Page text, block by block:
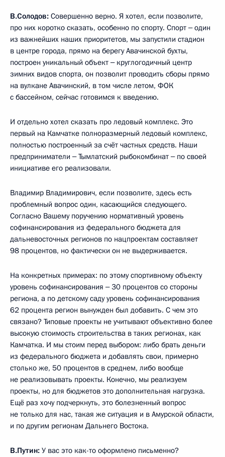
В.Солодов: Совершенно верно. Я хотел, если позволите,
про них коротко сказать, особенно по спорту. Спорт ‒ один
из важнейших наших приоритетов, мы запустили стадион
в центре города, прямо на берегу Авачинской бухты,
построен уникальный объект ‒ круглогодичный центр
зимних видов спорта, он позволит проводить сборы прямо
на вулкане Авачинский, в том числе летом, ФОК
с бассейном, сейчас готовимся к введению.
И отдельно хотел сказать про ледовый комплекс. Это
первый на Камчатке полноразмерный ледовый комплекс,
полностью построенный за счёт частных средств. Наши
предприниматели ‒ Тымлатский рыбокомбинат ‒ по своей
инициативе его реализовали.
Владимир Владимирович, если позволите, здесь есть
проблемный вопрос один, касающийся следующего.
Согласно Вашему поручению нормативный уровень
софинансирования из федерального бюджета для
дальневосточных регионов по нацпроектам составляет
98 процентов, но фактически он не выдерживается.
На конкретных примерах: по этому спортивному объекту
уровень софинансирования ‒ 30 процентов со стороны
региона, а по детскому саду уровень софинансирования
62 процента регион вынужден был добавить. С чем это
связано? Типовые проекты не учитывают объективно более
высокую стоимость строительства в таких регионах, как
Камчатка. И мы стоим перед выбором: либо брать деньги
из федерального бюджета и добавлять свои, примерно
столько же, 50 процентов в среднем, либо вообще
не реализовывать проекты. Конечно, мы реализуем
проекты, но для бюджетов это дополнительная нагрузка.
Ещё раз хочу подчеркнуть, это болезненный вопрос
не только для нас, такая же ситуация и в Амурской области,
и по другим регионам Дальнего Востока.
В.Путин: У вас это как-то оформлено письменно?